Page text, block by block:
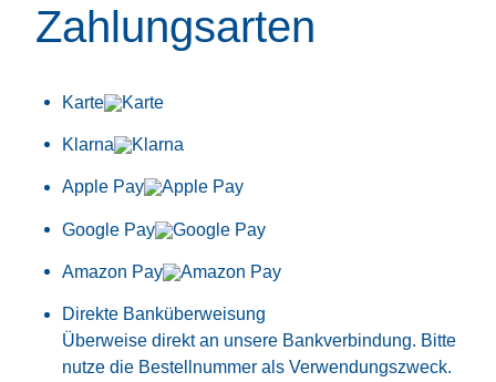
Zahlungsarten
Karte
Klarna
Apple Pay
Google Pay
Amazon Pay
Direkte Banküberweisung
Überweise direkt an unsere Bankverbindung. Bitte
nutze die Bestellnummer als Verwendungszweck.